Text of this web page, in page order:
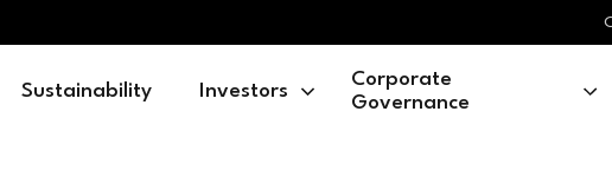
Sustainability Investors
Corporate
Governance